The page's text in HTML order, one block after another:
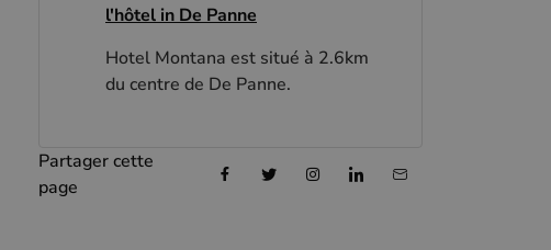
l'hôtel in De Panne
Hotel Montana est situé à 2.6km
du centre de De Panne.
Partager cette
page